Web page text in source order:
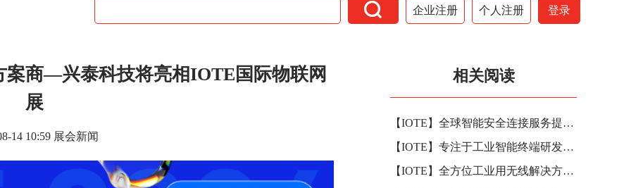
 企业注册 个人注册 登录
商—兴泰科技将亮相IOTE国际物联网
展
14 10:59 展会新闻
相关阅读
【IOTE】全球智能安全连接服务提供商——微网优联将亮相IOTE国际物联网展
【IOTE】专注于工业智能终端研发与生产—讯鹏将亮相IOTE国际物联网展
【IOTE】全方位工业用无线解决方案商——晶豪科技将亮相2024深圳IOTE国际物联网展